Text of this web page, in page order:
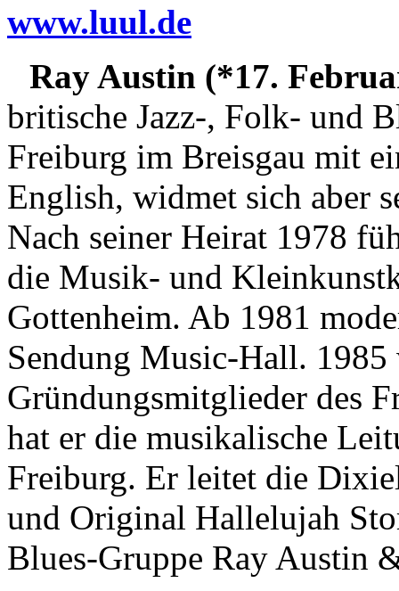
www.luul.de
Ray Austin (*17.
britische Jazz-, Folk- und
Freiburg im Breisgau mit
English, widmet sich aber
Nach seiner Heirat 1978
die Musik- und
Gottenheim. Ab 1981
Sendung Music-Hall. 1985
Gründungsmitglieder des
hat er die musikalische
Freiburg. Er leitet die
und Original Hallelujah
Blues-Gruppe Ray Austin